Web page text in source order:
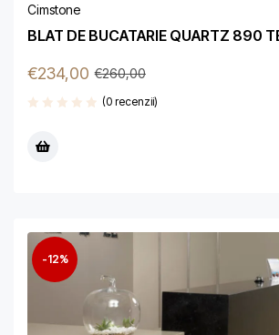
Cimstone
BLAT DE BUCATARIE QUARTZ 890
€260,00
€234,00
(0 recenzii)
-12%